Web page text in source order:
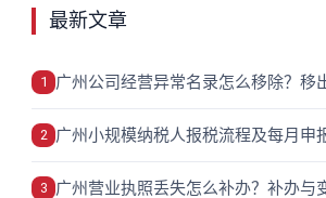
最新文章
1 广州公司经营异常名录怎么移除？移
2 广州小规模纳税人报税流程及每月申
3 广州营业执照丢失怎么补办？补办与